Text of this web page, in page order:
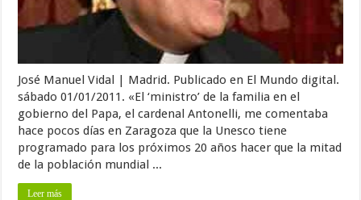
José Manuel Vidal | Madrid. Publicado en El Mundo digital.
sábado 01/01/2011. «El ‘ministro’ de la familia en el
gobierno del Papa, el cardenal Antonelli, me comentaba
hace pocos días en Zaragoza que la Unesco tiene
programado para los próximos 20 años hacer que la mitad
de la población mundial ...
Leer más